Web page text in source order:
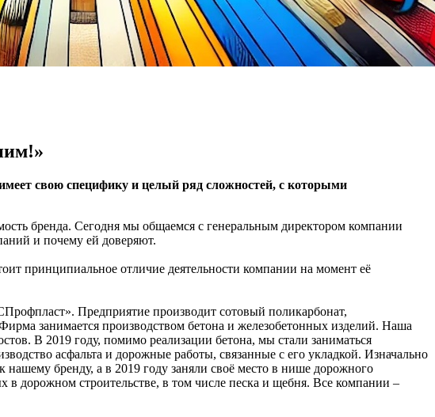
свою специфику и целый ряд сложностей, с которыми
бренда. Сегодня мы общаемся с генеральным директором компании
и почему ей доверяют.
принципиальное отличие деятельности компании на момент её
Предприятие производит сотовый поликарбонат,
занимается производством бетона и железобетонных изделий. Наша
В 2019 году, помимо реализации бетона, мы стали заниматься
асфальта и дорожные работы, связанные с его укладкой. Изначально
бренду, а в 2019 году заняли своё место в нише дорожного
в дорожном строительстве, в том числе песка и щебня. Все компании –